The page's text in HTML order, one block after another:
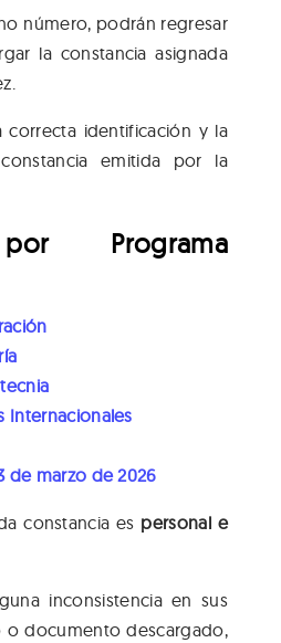
número, podrán regresar
la constancia asignada
correcta identificación y la
emitida por la
Programa
Internacionales
de marzo de 2026
constancia es personal e
inconsistencia en sus
o documento descargado,